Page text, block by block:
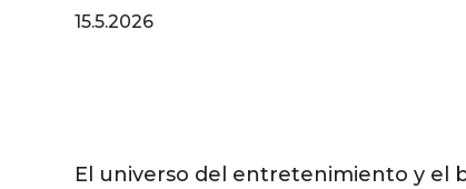
15.5.2026
El universo del entretenimiento y el